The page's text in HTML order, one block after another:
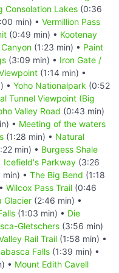
Consolation Lakes (0:36
min) • Vermillion Pass
(0:49 min) • Kootenay
(1:23 min) • Paint
(3:09 min) • Iron Gate /
(1:14 min) •
• Yoho Nationalpark (0:52
Tunnel Viewpoint (Big
Valley Road (0:43 min)
• Meeting of the waters
(1:28 min) • Natural
min) • Burgess Shale
Icefield's Parkway (3:26
min) • The Big Bend (1:18
Wilcox Pass Trail (0:46
Glacier (2:46 min) •
(1:03 min) • Die
Gletschers (3:56 min)
Rail Trail (1:58 min) •
Falls (1:39 min) •
• Mount Edith Cavell